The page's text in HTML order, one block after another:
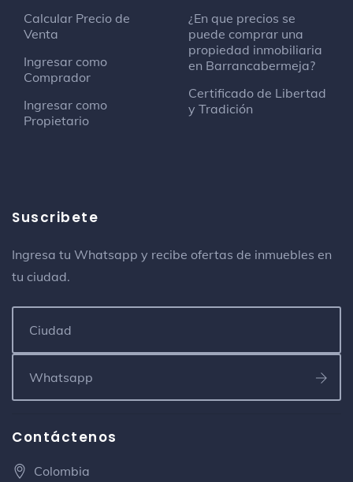
Parrilla
Universidad Cooperativa de Colombia
Edificio universitario académico
Hghhghhg
misión cariscamatica internacional
Centro de convenciones
Campo de fútbol
Calcular Precio de
Venta
Ingresar como
Comprador
Ingresar como
Propietario
¿En que precios se
puede comprar una
propiedad inmobiliaria
en Barrancabermeja?
Certificado de Libertad
y Tradición
Suscribete
Ingresa tu Whatsapp y recibe ofertas de inmuebles en
tu ciudad.
Contáctenos
Colombia